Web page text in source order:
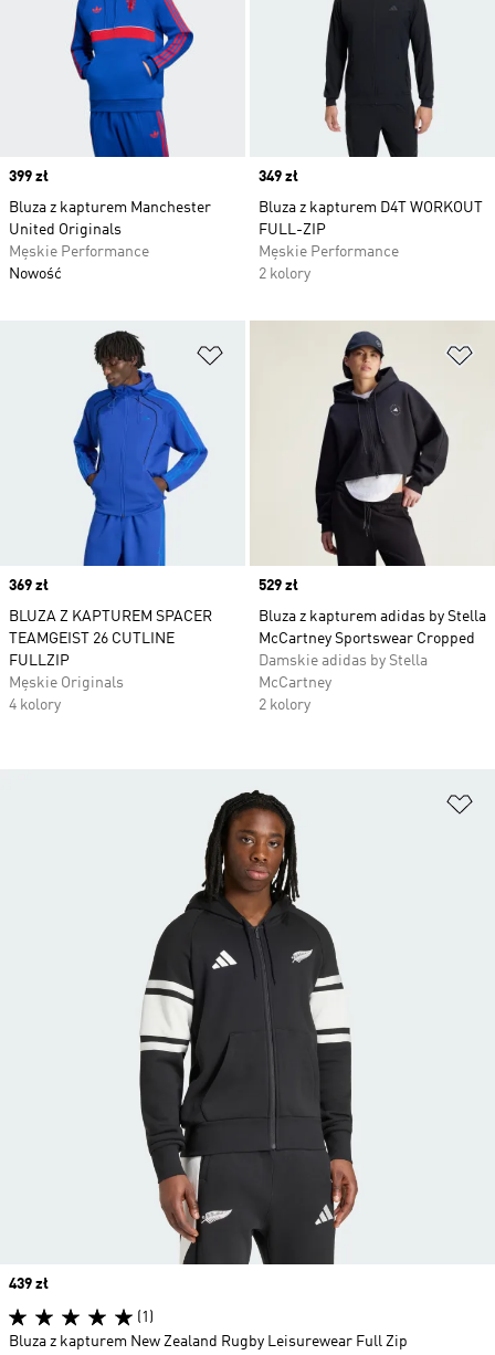
Price
399 zł
Bluza z kapturem Manchester
United Originals
Męskie Performance
Nowość
Price
349 zł
Bluza z kapturem D4T WORKOUT
FULL-ZIP
Męskie Performance
2 kolory
Dodaj do listy życzeń
Price
369 zł
BLUZA Z KAPTUREM SPACER
TEAMGEIST 26 CUTLINE
FULLZIP
Męskie Originals
4 kolory
Price
529 zł
Bluza z kapturem adidas by Stella
McCartney Sportswear Cropped
Damskie adidas by Stella
McCartney
2 kolory
Price
439 zł
(1)
Bluza z kapturem New Zealand Rugby Leisurewear Full Zip